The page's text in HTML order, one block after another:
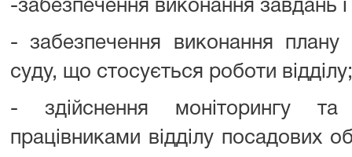
-забезпечення виконання завдань
- забезпечення виконання плану
суду, що стосується роботи відділу;
- здійснення моніторингу
працівниками відділу посадових